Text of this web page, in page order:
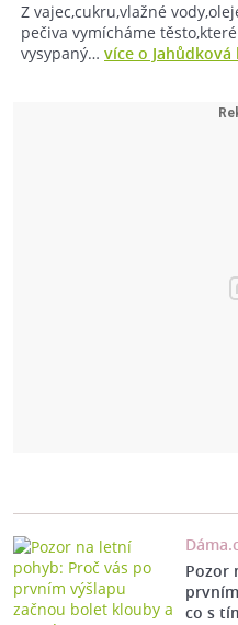
Z vajec,cukru,vlažné
pečiva vymícháme
vysypaný… více o Jahůdková
Pozor
co s